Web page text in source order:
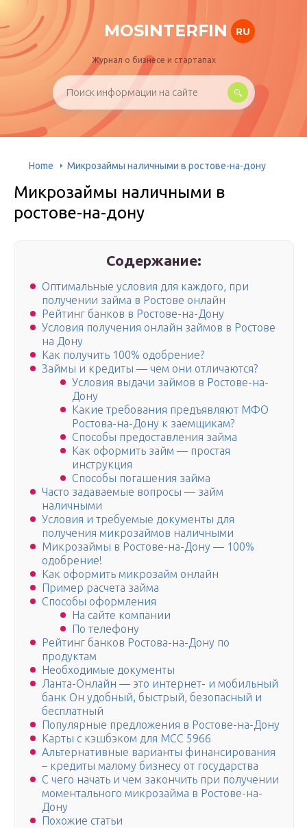
MOSINTERFIN RU
Журнал о бизнесе и стартапах
Home Микрозаймы наличными в ростове-на-дону
Микрозаймы наличными в
ростове-на-дону
Содержание:
Оптимальные условия для каждого, при
получении займа в Ростове онлайн
Рейтинг банков в Ростове-на-Дону
Условия получения онлайн займов в Ростове
на Дону
Как получить 100% одобрение?
Займы и кредиты — чем они отличаются?
Условия выдачи займов в Ростове-на-
Дону
Какие требования предъявляют МФО
Ростова-на-Дону к заемщикам?
Способы предоставления займа
Как оформить займ — простая
инструкция
Способы погашения займа
Часто задаваемые вопросы — займ
наличными
Условия и требуемые документы для
получения микрозаймов наличными
Микрозаймы в Ростове-на-Дону — 100%
одобрение!
Как оформить микрозайм онлайн
Пример расчета займа
Способы оформления
На сайте компании
По телефону
Рейтинг банков Ростова-на-Дону по
продуктам
Необходимые документы
Ланта-Онлайн — это интернет- и мобильный
банк Он удобный, быстрый, безопасный и
бесплатный
Популярные предложения в Ростове-на-Дону
Карты с кэшбэком для MCC 5966
Альтернативные варианты финансирования
– кредиты малому бизнесу от государства
С чего начать и чем закончить при получении
моментального микрозайма в Ростове-на-
Дону
Похожие статьи